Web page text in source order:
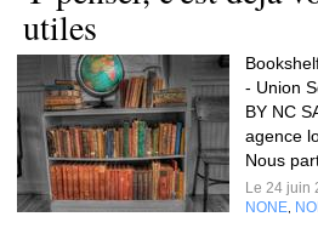
utiles
- Union
BY NC
agence
Nous
Le 24 juin
NONE